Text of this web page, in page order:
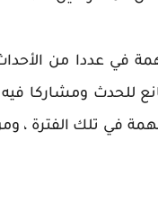
في عددا من
وصانع للحدث
في تلك الفترة ،